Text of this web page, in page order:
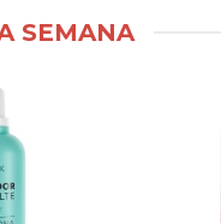
SEMANA